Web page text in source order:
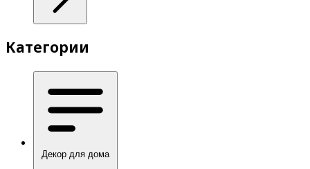
Категории
Декор для дома